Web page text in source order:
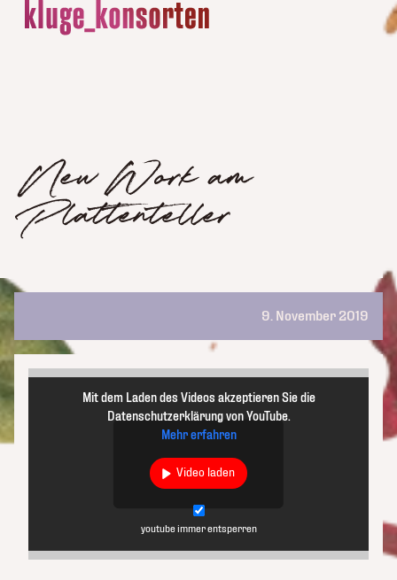
New Work am
Plattenteller
9. November 2019
Mit dem Laden des Videos akzeptieren Sie die
Datenschutzerklärung von YouTube.
Mehr erfahren
Video laden
youtube immer entsperren